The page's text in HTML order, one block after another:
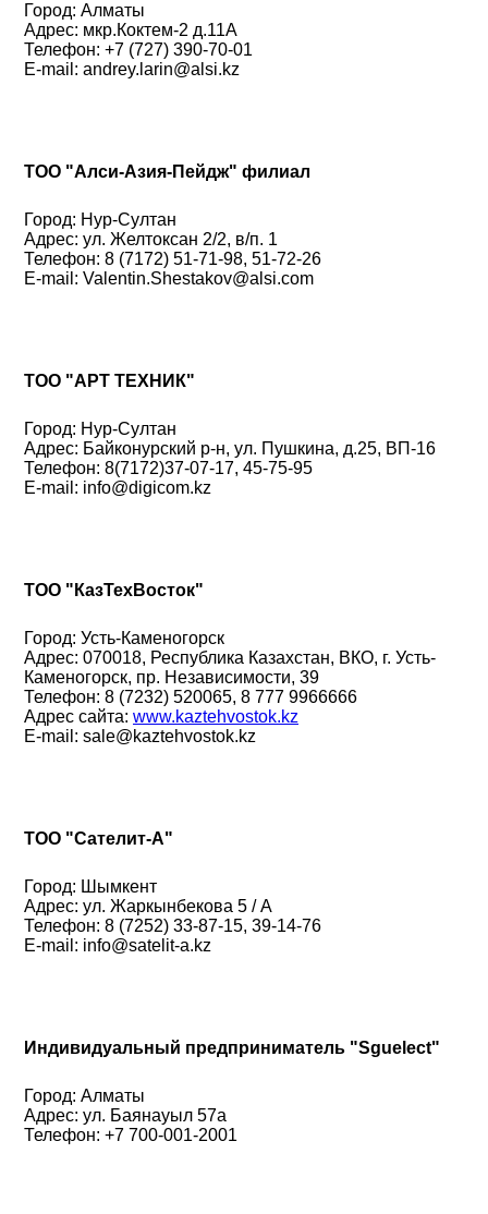
Город: Алматы
Адрес: мкр.Коктем-2 д.11А
Телефон: +7 (727) 390-70-01
E-mail: andrey.larin@alsi.kz
ТОО "Алси-Азия-Пейдж" филиал
Город: Нур-Султан
Адрес: ул. Желтоксан 2/2, в/п. 1
Телефон: 8 (7172) 51-71-98, 51-72-26
E-mail: Valentin.Shestakov@alsi.com
ТОО "АРТ ТЕХНИК"
Город: Нур-Султан
Адрес: Байконурский р-н, ул. Пушкина, д.25, ВП-16
Телефон: 8(7172)37-07-17, 45-75-95
E-mail: info@digicom.kz
ТОО "КазТехВосток"
Город: Усть-Каменогорск
Адрес: 070018, Республика Казахстан, ВКО, г. Усть-
Каменогорск, пр. Независимости, 39
Телефон: 8 (7232) 520065, 8 777 9966666
Адрес сайта: www.kaztehvostok.kz
E-mail: sale@kaztehvostok.kz
ТОО "Сателит-А"
Город: Шымкент
Адрес: ул. Жаркынбекова 5 / А
Телефон: 8 (7252) 33-87-15, 39-14-76
E-mail: info@satelit-a.kz
Индивидуальный предприниматель "Sguelect"
Город: Алматы
Адрес: ул. Баянауыл 57а
Телефон: +7 700-001-2001